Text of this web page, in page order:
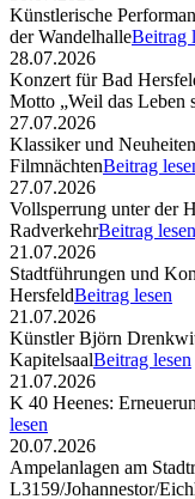
Künstlerische
der WandelhalleBeitrag
28.07.2026
Konzert für Bad
Motto „Weil das Leben
27.07.2026
Klassiker und
FilmnächtenBeitrag
27.07.2026
Vollsperrung unter der
RadverkehrBeitrag lesen
21.07.2026
Stadtführungen und
HersfeldBeitrag lesen
21.07.2026
Künstler Björn
KapitelsaalBeitrag lesen
21.07.2026
K 40 Heenes:
lesen
20.07.2026
Ampelanlagen am
L3159/Johannestor/